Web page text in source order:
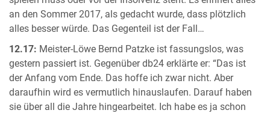
an den Sommer 2017, als gedacht wurde, dass plötzlich
alles besser würde. Das Gegenteil ist der Fall…
12.17: Meister-Löwe Bernd Patzke ist fassungslos, was
gestern passiert ist. Gegenüber db24 erklärte er: “Das ist
der Anfang vom Ende. Das hoffe ich zwar nicht. Aber
daraufhin wird es vermutlich hinauslaufen. Darauf haben
sie über all die Jahre hingearbeitet. Ich habe es ja schon